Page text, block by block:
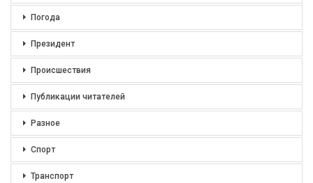
Погода
Президент
Происшествия
Публикации читателей
Разное
Спорт
Транспорт